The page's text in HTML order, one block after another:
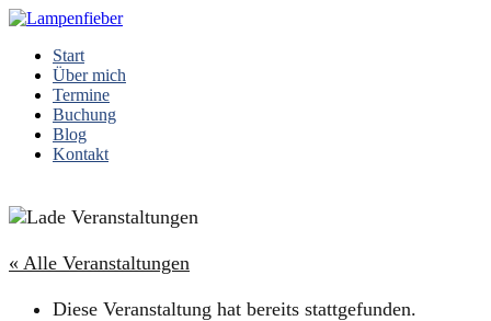
Start
Über mich
Termine
Buchung
Blog
Kontakt
« Alle Veranstaltungen
Diese Veranstaltung hat bereits stattgefunden.